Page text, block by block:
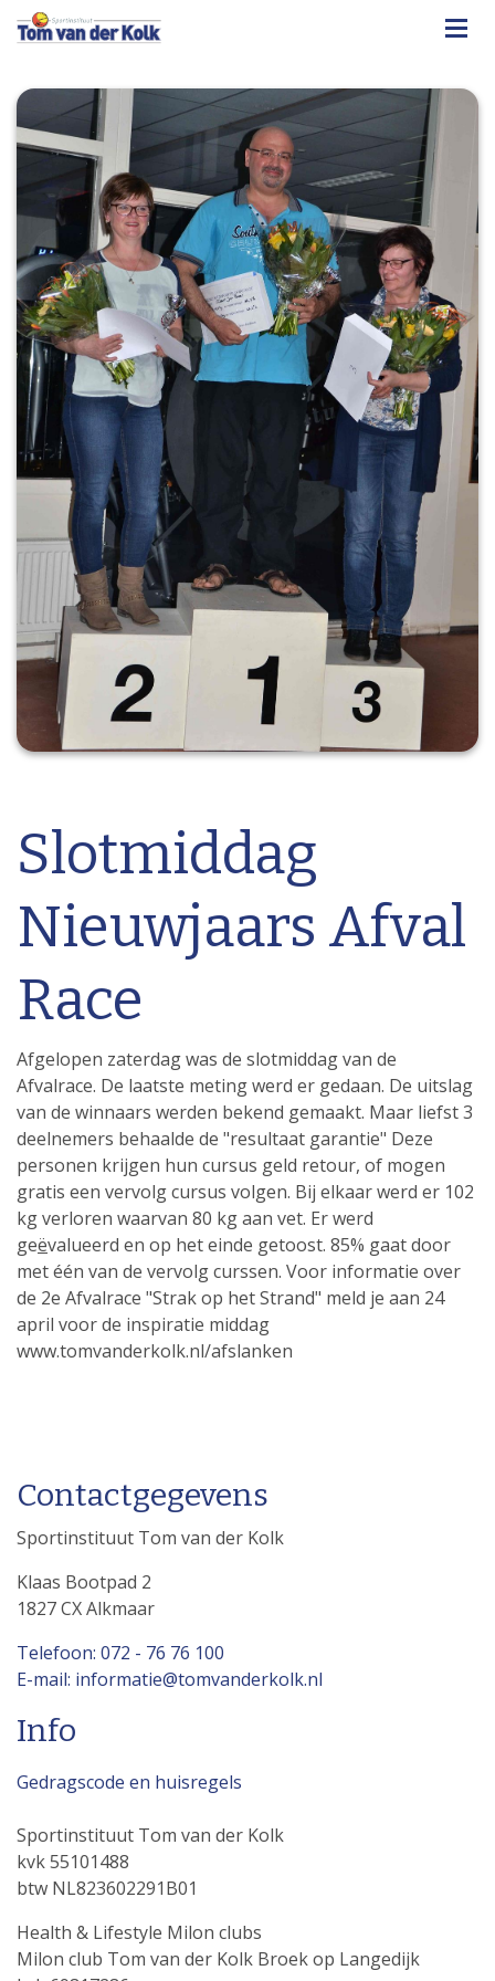
Slotmiddag
Nieuwjaars Afval
Race
Afgelopen zaterdag was de slotmiddag van de
Afvalrace. De laatste meting werd er gedaan. De uitslag
van de winnaars werden bekend gemaakt. Maar liefst 3
deelnemers behaalde de "resultaat garantie" Deze
personen krijgen hun cursus geld retour, of mogen
gratis een vervolg cursus volgen. Bij elkaar werd er 102
kg verloren waarvan 80 kg aan vet. Er werd
geëvalueerd en op het einde getoost. 85% gaat door
met één van de vervolg curssen. Voor informatie over
de 2e Afvalrace "Strak op het Strand" meld je aan 24
april voor de inspiratie middag
www.tomvanderkolk.nl/afslanken
Contactgegevens
Sportinstituut Tom van der Kolk
Klaas Bootpad 2
1827 CX Alkmaar
Telefoon: 072 - 76 76 100
E-mail: informatie@tomvanderkolk.nl
Info
Gedragscode en huisregels
Sportinstituut Tom van der Kolk
kvk 55101488
btw NL823602291B01
Health & Lifestyle Milon clubs
Milon club Tom van der Kolk Broek op Langedijk